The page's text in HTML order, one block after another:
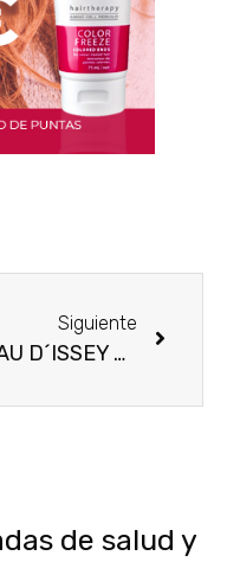
Siguiente
L´EAU D´ISSEY POUR HOMME SPORT
de salud y